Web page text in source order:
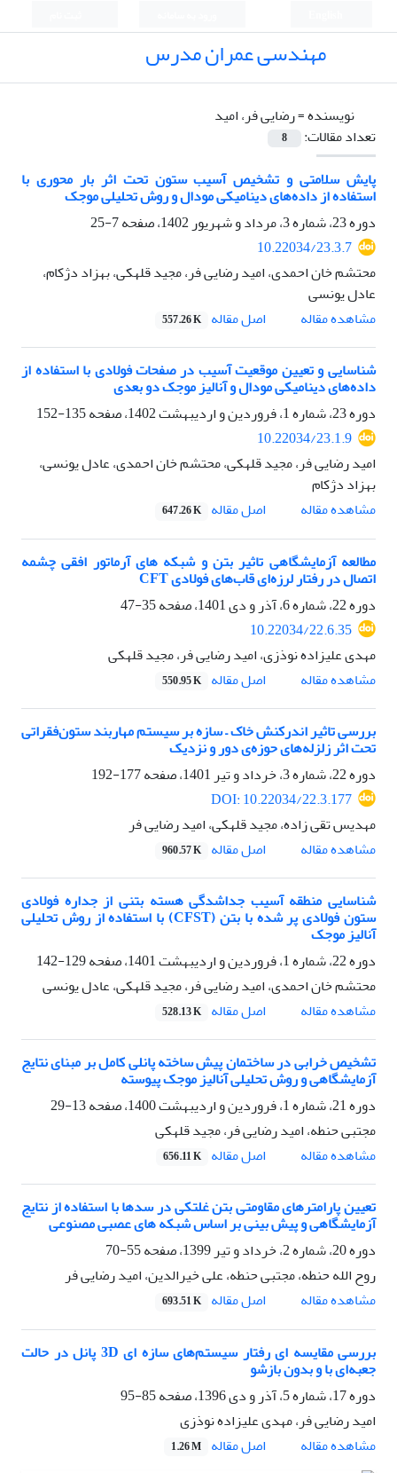
مهندسی عمران مدرس
نویسنده =رضایی فر، امید
تعداد مقالات:
8
پایش سلامتی و تشخیص آسیب ستون تحت اثر بار محوری با
استفاده از داده‌های دینامیکی مودال و روش تحلیلی موجک
دوره 23، شماره 3، مرداد و شهریور 1402، صفحه
7-25
10.22034/23.3.7
محتشم خان احمدی، امید رضایی فر، مجید قلهکی، بهزاد دژکام،
عادل یونسی
مشاهده مقاله
اصل مقاله 557.26 K
شناسایی و تعیین موقعیت آسیب در صفحات فولادی با استفاده از
داده‌های دینامیکی مودال و آنالیز موجک دو بعدی
دوره 23، شماره 1، فروردین و اردیبهشت 1402، صفحه
135-152
10.22034/23.1.9
امید رضایی فر، مجید قلهکی، محتشم خان احمدی، عادل یونسی،
بهزاد دژکام
مشاهده مقاله
اصل مقاله 647.26 K
مطالعه آزمایشگاهی تاثیر بتن و شبکه های آرماتور افقی چشمه
اتصال در رفتار لرزه‌ای قاب‌های فولادی C‌FT
دوره 22، شماره 6، آذر و دی 1401، صفحه
35-47
10.22034/22.6.35
مهدی علیزاده نوذزی، امید رضایی فر، مجید قلهکی
مشاهده مقاله
اصل مقاله 550.95 K
بررسی تاثیر اندرکنش خاک – سازه بر سیستم مهاربند ستون‌فقراتی
تحت اثر زلزله‌های حوزه‌ی دور و نزدیک
دوره 22، شماره 3، خرداد و تیر 1401، صفحه
177-192
DOI: 10.22034/22.3.177
مهدیس تقی زاده، مجید قلهکی، امید رضایی فر
مشاهده مقاله
اصل مقاله 960.57 K
شناسایی منطقه آسیب جداشدگی هسته بتنی از جداره فولادی
ستون فولادی پر شده با بتن (CFST) با استفاده از روش تحلیلی
آنالیز موجک
دوره 22، شماره 1، فروردین و اردیبهشت 1401، صفحه
129-142
محتشم خان احمدی، امید رضایی فر، مجید قلهکی، عادل یونسی
مشاهده مقاله
اصل مقاله 528.13 K
تشخیص خرابی در ساختمان پیش ساخته پانلی کامل بر مبنای نتایج
آزمایشگاهی و روش تحلیلی آنالیز موجک پیوسته
دوره 21، شماره 1، فروردین و اردیبهشت 1400، صفحه
13-29
مجتبی حنطه، امید رضایی فر، مجید قلهکی
مشاهده مقاله
اصل مقاله 656.11 K
تعیین پارامترهای مقاومتی بتن غلتکی در سدها با استفاده از نتایج
آزمایشگاهی و پیش بینی بر اساس شبکه های عصبی مصنوعی
دوره 20، شماره 2، خرداد و تیر 1399، صفحه
55-70
روح الله حنطه، مجتبی حنطه، علی خیرالدین، امید رضایی فر
مشاهده مقاله
اصل مقاله 693.51 K
بررسی مقایسه ای رفتار سیستم‌های سازه ای 3D پانل در حالت
جعبه‌ای با و بدون بازشو
دوره 17، شماره 5، آذر و دی 1396، صفحه
85-95
امید رضایی فر، مهدی علیزاده نوذزی
مشاهده مقاله
اصل مقاله 1.26 M